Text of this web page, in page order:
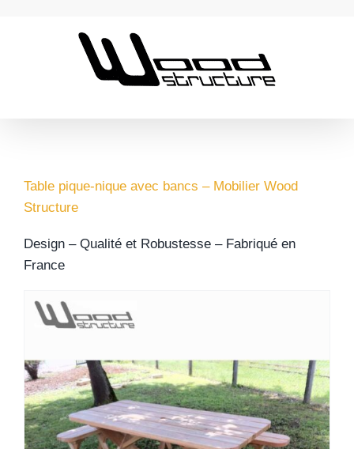
Table pique-nique avec bancs – Mobilier Wood
Structure
Design – Qualité et Robustesse – Fabriqué en
France